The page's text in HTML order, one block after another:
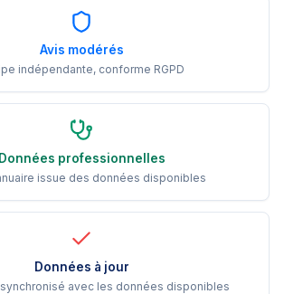
Avis modérés
indépendante, conforme RGPD
Données professionnelles
issue des données disponibles
Données à jour
avec les données disponibles